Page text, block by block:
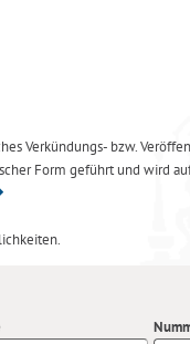
Verkündungs- bzw.
Form geführt und wird